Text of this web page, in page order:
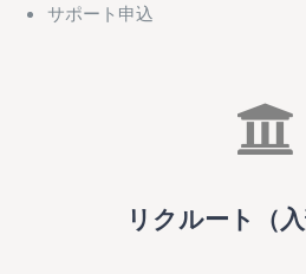
サポート申込
リクルート（入